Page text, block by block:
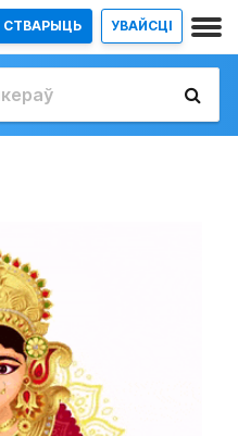
СТВАРЫЦЬ УВАЙСЦІ